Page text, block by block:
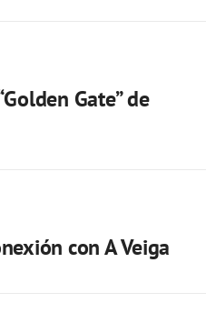
Gate” de
con A Veiga